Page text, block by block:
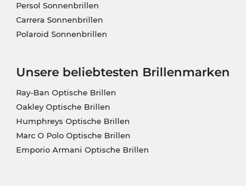
Persol Sonnenbrillen
Carrera Sonnenbrillen
Polaroid Sonnenbrillen
Unsere beliebtesten Brillenmarken
Ray-Ban Optische Brillen
Oakley Optische Brillen
Humphreys Optische Brillen
Marc O Polo Optische Brillen
Emporio Armani Optische Brillen